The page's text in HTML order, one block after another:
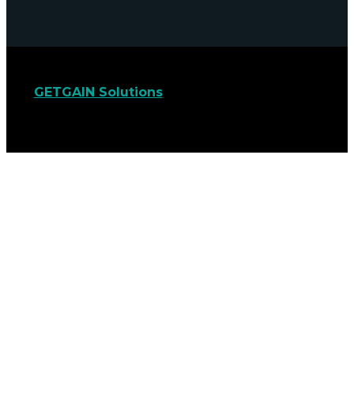
GETGAIN Solutions© 2022. Todos os direitos